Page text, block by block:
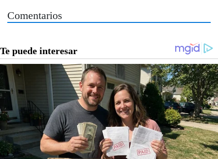
Comentarios